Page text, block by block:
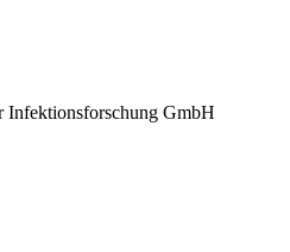
GmbH